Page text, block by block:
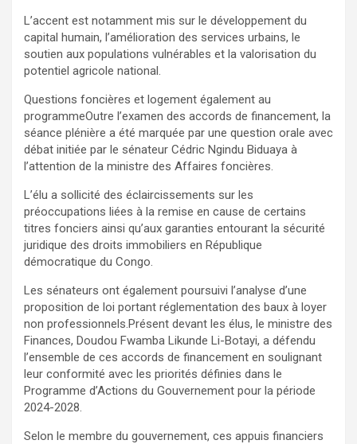
L’accent est notamment mis sur le développement du
capital humain, l’amélioration des services urbains, le
soutien aux populations vulnérables et la valorisation du
potentiel agricole national.
Questions foncières et logement également au
programmeOutre l’examen des accords de financement, la
séance plénière a été marquée par une question orale avec
débat initiée par le sénateur Cédric Ngindu Biduaya à
l’attention de la ministre des Affaires foncières.
L’élu a sollicité des éclaircissements sur les
préoccupations liées à la remise en cause de certains
titres fonciers ainsi qu’aux garanties entourant la sécurité
juridique des droits immobiliers en République
démocratique du Congo.
Les sénateurs ont également poursuivi l’analyse d’une
proposition de loi portant réglementation des baux à loyer
non professionnels.Présent devant les élus, le ministre des
Finances, Doudou Fwamba Likunde Li-Botayi, a défendu
l’ensemble de ces accords de financement en soulignant
leur conformité avec les priorités définies dans le
Programme d’Actions du Gouvernement pour la période
2024-2028.
Selon le membre du gouvernement, ces appuis financiers